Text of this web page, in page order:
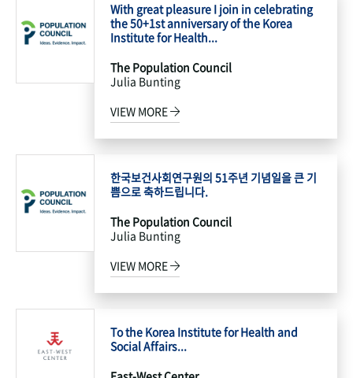
With great pleasure I join in celebrating
the 50+1st anniversary of the Korea
Institute for Health...
The Population Council
Julia Bunting
VIEW MORE
한국보건사회연구원의 51주년 기념일을 큰 기
쁨으로 축하드립니다.
The Population Council
Julia Bunting
VIEW MORE
To the Korea Institute for Health and
Social Affairs...